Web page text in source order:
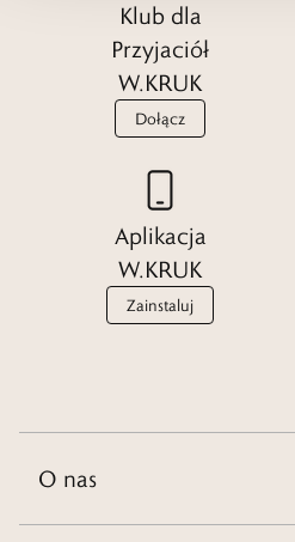
Klub dla
Przyjaciół
W.KRUK
Dołącz
Aplikacja
W.KRUK
Zainstaluj
O nas